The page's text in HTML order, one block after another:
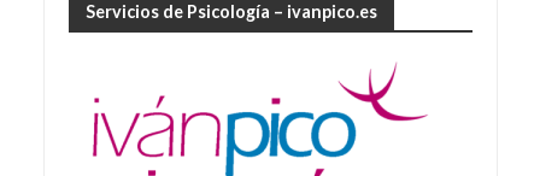
Servicios de Psicología – ivanpico.es